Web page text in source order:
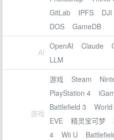
GitLab
IPFS DJI
DOS
GameDB
AI
OpenAI Claude
LLM
游戏
游戏 Steam
PlayStation 4
Battlefield 3
EVE
精灵宝可梦
4
Wii U